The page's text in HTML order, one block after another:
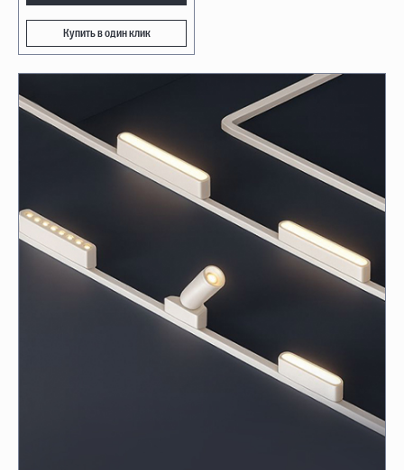
Купить в один клик